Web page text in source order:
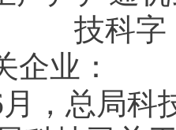
技科字
企业：
，总局科